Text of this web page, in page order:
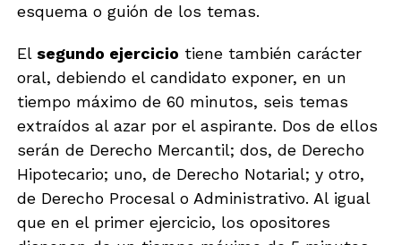
esquema o guión de los temas.
El segundo ejercicio tiene también carácter
oral, debiendo el candidato exponer, en un
tiempo máximo de 60 minutos, seis temas
extraídos al azar por el aspirante. Dos de ellos
serán de Derecho Mercantil; dos, de Derecho
Hipotecario; uno, de Derecho Notarial; y otro,
de Derecho Procesal o Administrativo. Al igual
que en el primer ejercicio, los opositores